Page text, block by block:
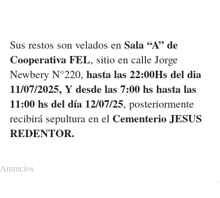
Sus restos son velados en Sala “A” de
Cooperativa FEL, sitio en calle Jorge
Newbery N°220, hastalas 22:00Hs del dia
11/07/2025, Ydesde las 7:00hs hasta las
11:00hs del día 12/07/25, posteriormente
recibirá sepultura en el CementerioJESUS
REDENTOR.
Anuncios